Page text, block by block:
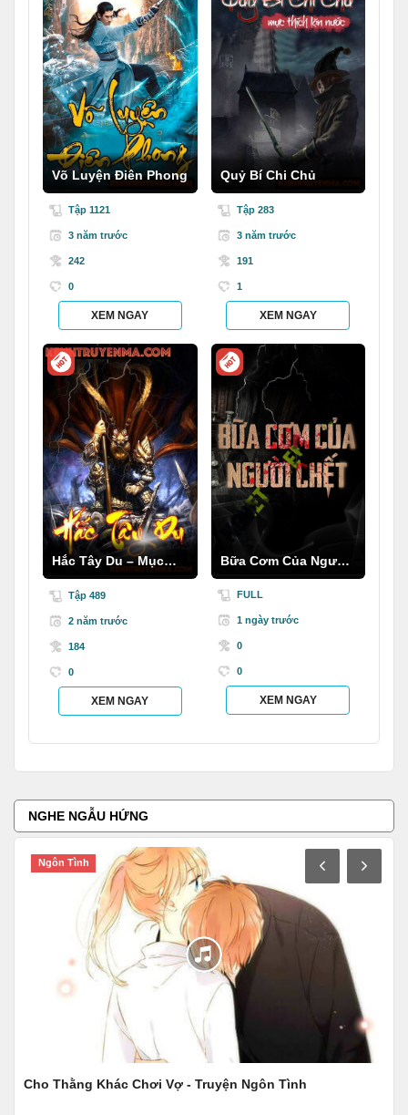
Võ Luyện Điên Phong
Tập 1121
3 năm trước
242
0
XEM NGAY
Quỷ Bí Chi Chủ
Tập 283
3 năm trước
191
1
XEM NGAY
Hắc Tây Du – Mục
Thần Ký
Tập 489
2 năm trước
184
0
XEM NGAY
Bữa Cơm Của Người
C.hết
FULL
1 ngày trước
0
0
XEM NGAY
NGHE NGẪU HỨNG
Ngôn Tình
Cho Thằng Khác Chơi Vợ - Truyện Ngôn Tình